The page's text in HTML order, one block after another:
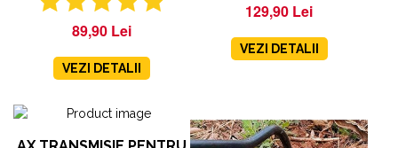
89,90 Lei
VEZI DETALII
129,90 Lei
VEZI DETALII